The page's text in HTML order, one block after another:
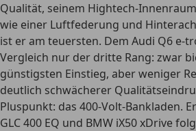
Qualität, seinem Hightech-
wie einer Luftfederung und
ist er am teuersten. Dem Audi Q6 e-
Vergleich nur der dritte Rang: zwar
günstigsten Einstieg, aber weniger
deutlich schwächerer
Pluspunkt: das 400-Volt-Bankladen.
GLC 400 EQ und BMW iX50 xDrive